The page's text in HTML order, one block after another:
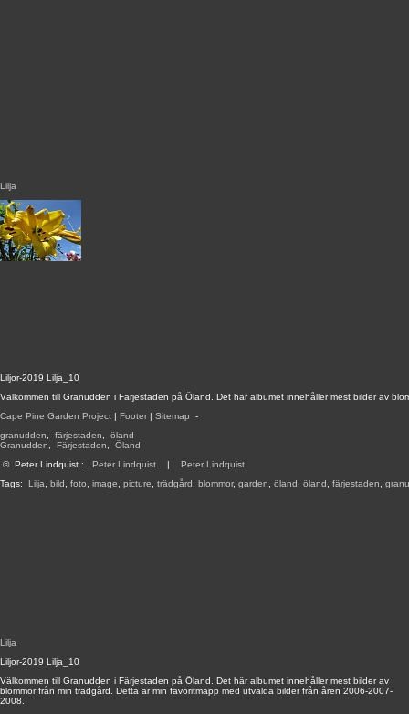
Liljor-2019 Lilja_10
Välkommen till Granudden i Färjestaden på Öland. Det här albumet innehåller mest bilder av
Cape Pine Garden Project | Footer | Sitemap -
granudden
färjestaden
öland
Granudden
Färjestaden
Öland
© Peter Lindquist : Peter Lindquist | Peter Lindquist
Tags: Lilja bild foto image picture trädgård blommor, garden öland öland färjestaden
Lilja
Lilja
Liljor-2019 Lilja_10
Välkommen till Granudden i Färjestaden på Öland. Det här albumet innehåller mest bilder av
blommor från min trädgård. Detta är min favoritmapp med utvalda bilder från åren 2006-2007-
2008.